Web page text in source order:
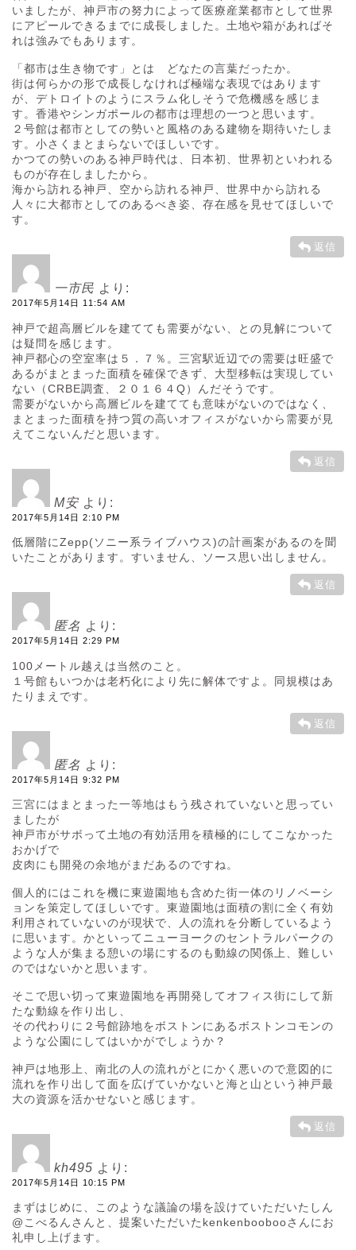
いましたが、神戸市の努力によって医療産業都市として世界
にアピールできるまでに成長しました。土地や箱があればそ
れは強みでもあります。
「都市は生き物です」とは どなたの言葉だったか。
街は何らかの形で成長しなければ極端な表現ではあります
が、デトロイトのようにスラム化しそうで危機感を感じま
す。香港やシンガポールの都市は理想の一つと思います。
２号館は都市としての勢いと風格のある建物を期待いたしま
す。小さくまとまらないでほしいです。
かつての勢いのある神戸時代は、日本初、世界初といわれる
ものが存在しましたから。
海から訪れる神戸、空から訪れる神戸、世界中から訪れる
人々に大都市としてのあるべき姿、存在感を見せてほしいで
す。
返信
一市民 より:
2017年5月14日 11:54 AM
神戸で超高層ビルを建てても需要がない、との見解について
は疑問を感じます。
神戸都心の空室率は５．７％。三宮駅近辺での需要は旺盛で
あるがまとまった面積を確保できず、大型移転は実現してい
ない（CRBE調査、２０１６４Q）んだそうです。
需要がないから高層ビルを建てても意味がないのではなく、
まとまった面積を持つ質の高いオフィスがないから需要が見
えてこないんだと思います。
返信
M安 より:
2017年5月14日 2:10 PM
低層階にZepp(ソニー系ライブハウス)の計画案があるのを聞
いたことがあります。すいません、ソース思い出しません。
返信
匿名 より:
2017年5月14日 2:29 PM
100メートル越えは当然のこと。
１号館もいつかは老朽化により先に解体ですよ。同規模はあ
たりまえです。
返信
匿名 より:
2017年5月14日 9:32 PM
三宮にはまとまった一等地はもう残されていないと思ってい
ましたが
神戸市がサボって土地の有効活用を積極的にしてこなかった
おかげで
皮肉にも開発の余地がまだあるのですね。
個人的にはこれを機に東遊園地も含めた街一体のリノベーシ
ョンを策定してほしいです。東遊園地は面積の割に全く有効
利用されていないのが現状で、人の流れを分断しているよう
に思います。かといってニューヨークのセントラルパークの
ような人が集まる憩いの場にするのも動線の関係上、難しい
のではないかと思います。
そこで思い切って東遊園地を再開発してオフィス街にして新
たな動線を作り出し、
その代わりに２号館跡地をボストンにあるボストンコモンの
ような公園にしてはいかがでしょうか？
神戸は地形上、南北の人の流れがとにかく悪いので意図的に
流れを作り出して面を広げていかないと海と山という神戸最
大の資源を活かせないと感じます。
返信
kh495 より:
2017年5月14日 10:15 PM
まずはじめに、このような議論の場を設けていただいたしん
@こべるんさんと、提案いただいたkenkenboobooさんにお
礼申し上げます。